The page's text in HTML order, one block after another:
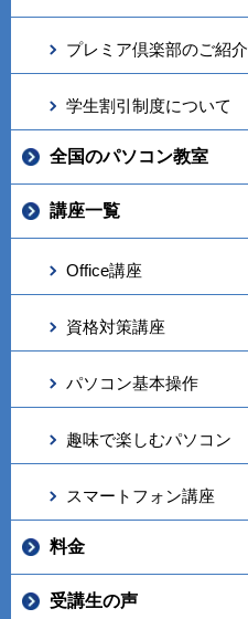
プレミア倶楽部のご紹介
学生割引制度について
全国のパソコン教室
講座一覧
Office講座
資格対策講座
パソコン基本操作
趣味で楽しむパソコン
スマートフォン講座
料金
受講生の声